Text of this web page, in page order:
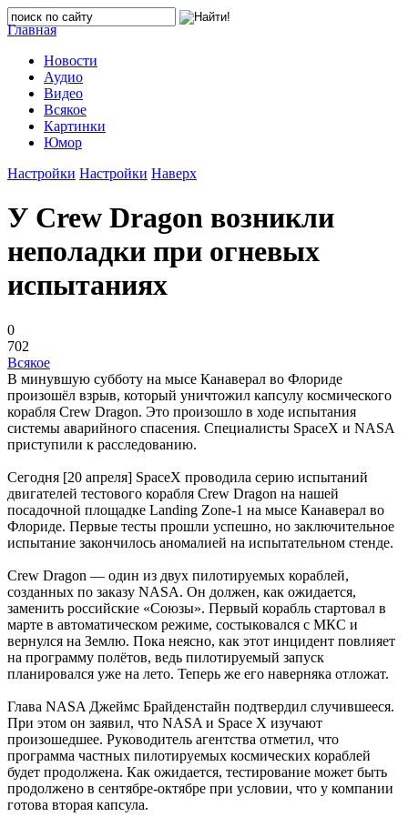
Главная
Новости
Аудио
Видео
Всякое
Картинки
Юмор
Настройки Настройки Наверх
У Crew Dragon возникли
неполадки при огневых
испытаниях
0
702
Всякое
В минувшую субботу на мысе Канаверал во Флориде
произошёл взрыв, который уничтожил капсулу космического
корабля Crew Dragon. Это произошло в ходе испытания
системы аварийного спасения. Специалисты SpaceX и NASA
приступили к расследованию.
Сегодня [20 апреля] SpaceX проводила серию испытаний
двигателей тестового корабля Crew Dragon на нашей
посадочной площадке Landing Zone-1 на мысе Канаверал во
Флориде. Первые тесты прошли успешно, но заключительное
испытание закончилось аномалией на испытательном стенде.
Crew Dragon — один из двух пилотируемых кораблей,
созданных по заказу NASA. Он должен, как ожидается,
заменить российские «Союзы». Первый корабль стартовал в
марте в автоматическом режиме, состыковался с МКС и
вернулся на Землю. Пока неясно, как этот инцидент повлияет
на программу полётов, ведь пилотируемый запуск
планировался уже на лето. Теперь же его наверняка отложат.
Глава NASA Джеймс Брайденстайн подтвердил случившееся.
При этом он заявил, что NASA и Space X изучают
произошедшее. Руководитель агентства отметил, что
программа частных пилотируемых космических кораблей
будет продолжена. Как ожидается, тестирование может быть
продолжено в сентябре-октябре при условии, что у компании
готова вторая капсула.